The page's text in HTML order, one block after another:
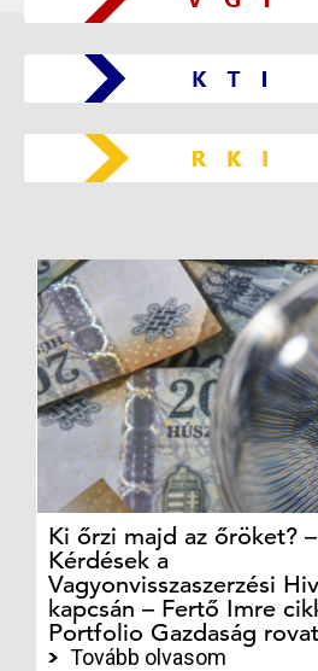
Ki őrzi majd az őröket? –
Kérdések a
Vagyonvisszaszerzési
kapcsán – Fertő Imre
Portfolio Gazdaság
Tovább olvasom